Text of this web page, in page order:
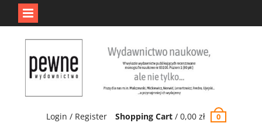
Login / Register Shopping Cart /0,00zł 0